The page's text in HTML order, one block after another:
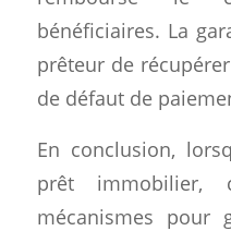
bénéficiaires. La
prêteur de
de défaut de
En conclusion,
prêt immobilier,
mécanismes pour